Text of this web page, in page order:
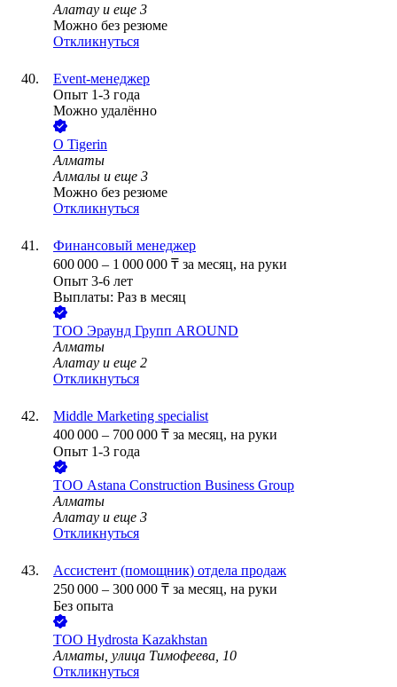
Алатау и еще 3
Можно без резюме
Откликнуться
Event-менеджер
Опыт 1-3 года
Можно удалённо
О Tigerin
Алматы
Алмалы и еще 3
Можно без резюме
Откликнуться
Финансовый менеджер
600 000 – 1 000 000 ₸ за месяц, на руки
Опыт 3-6 лет
Выплаты: Раз в месяц
ТОО Эраунд Групп AROUND
Алматы
Алатау и еще 2
Откликнуться
Middle Marketing specialist
400 000 – 700 000 ₸ за месяц, на руки
Опыт 1-3 года
ТОО Astana Construction Business Group
Алматы
Алатау и еще 3
Откликнуться
Ассистент (помощник) отдела продаж
250 000 – 300 000 ₸ за месяц, на руки
Без опыта
ТОО Hydrosta Kazakhstan
Алматы, улица Тимофеева, 10
Откликнуться